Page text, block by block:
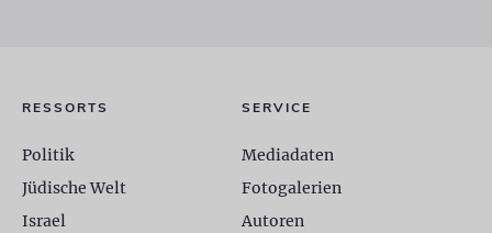
RESSORTS
Politik
Jüdische Welt
Israel
SERVICE
Mediadaten
Fotogalerien
Autoren